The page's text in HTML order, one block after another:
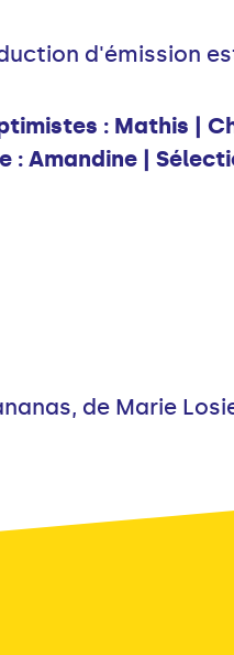
d'émission
: Mathis |
: Amandine |
de Marie